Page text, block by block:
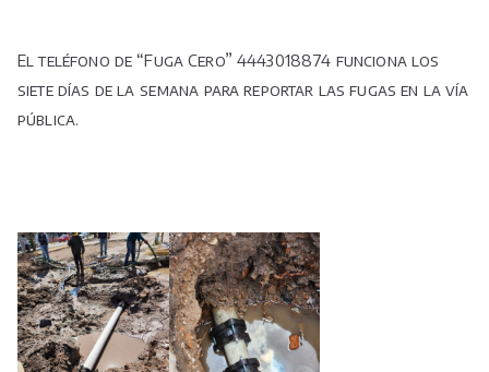
El teléfono de “Fuga Cero” 4443018874 funciona los
siete días de la semana para reportar las fugas en la vía
pública.